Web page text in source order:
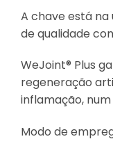
A chave está
de qualidade
WeJoint® Plus
regeneração
inflamação,
Modo de